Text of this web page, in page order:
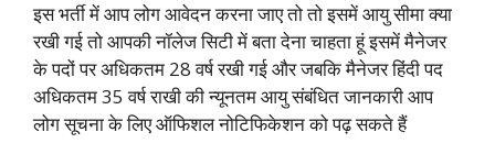
इस भर्ती में आप लोग आवेदन करना जाए तो तो इसमें आयु सीमा क्या
रखी गई तो आपकी नॉलेज सिटी में बता देना चाहता हूं इसमें मैनेजर
के पदों पर अधिकतम 28 वर्ष रखी गई और जबकि मैनेजर हिंदी पद
अधिकतम 35 वर्ष राखी की न्यूनतम आयु संबंधित जानकारी आप
लोग सूचना के लिए ऑफिशल नोटिफिकेशन को पढ़ सकते हैं